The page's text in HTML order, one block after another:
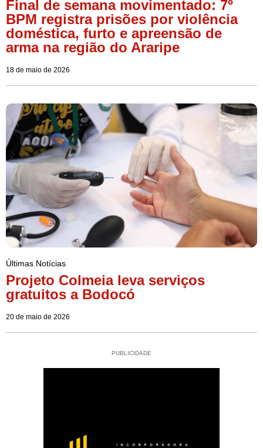
Final de semana movimentado: 7º
BPM registra prisões por violência
doméstica, furto e apreensão de
arma na região do Araripe
18 de maio de 2026
Últimas Notícias
Projeto Colmeia leva serviços
gratuitos a Bodocó
20 de maio de 2026
PUBLICIDADE